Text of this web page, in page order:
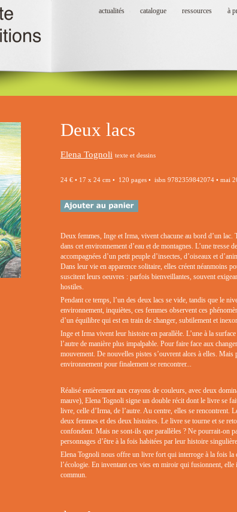
actualités catalogue ressources à
Deux lacs
Elena Tognoli texte et dessins
24 € • 17 x 24 cm • 120 pages • isbn 9782359842074 • mai
Deux femmes, Inge et Irma, vivent chacune au bord d’un lac.
dans cet environnement d’eau et de montagnes. L’une tresse
accompagnées d’un petit peuple d’insectes, d’oiseaux et
Dans leur vie en apparence solitaire, elles créent néanmoins
suscitent leurs oeuvres : parfois bienveillantes, souvent
hostiles.
Pendant ce temps, l’un des deux lacs se vide, tandis que le
environnement, inquiètes, ces femmes observent ces
d’un équilibre qui est en train de changer, subtilement et
Inge et Irma vivent leur histoire en parallèle. L’une à la surface
l’autre de manière plus impalpable. Pour faire face aux
mouvement. De nouvelles pistes s’ouvrent alors à elles.
environnement pour finalement se rencontrer...
Réalisé entièrement aux crayons de couleurs, avec deux
mauve), Elena Tognoli signe un double récit dont le livre se
livre, celle d’Irma, de l’autre. Au centre, elles se rencontrent.
deux femmes et des deux histoires. Le livre se tourne et se
confondent. Mais ne sont-ils que parallèles ? Ne pourrait-on
personnages d’être à la fois habitées par leur histoire
Elena Tognoli nous offre un livre fort qui interroge à la fois la
l’écologie. En inventant ces vies en miroir qui fusionnent,
commun.